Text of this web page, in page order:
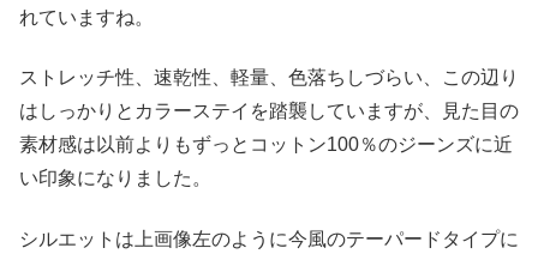
れていますね。
ストレッチ性、速乾性、軽量、色落ちしづらい、この辺り
はしっかりとカラーステイを踏襲していますが、見た目の
素材感は以前よりもずっとコットン100％のジーンズに近
い印象になりました。
シルエットは上画像左のように今風のテーパードタイプに